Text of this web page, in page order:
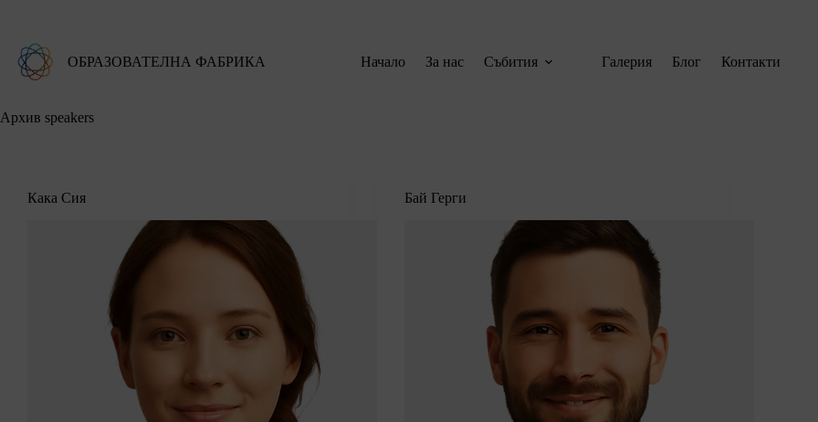
ОБРАЗОВАТЕЛНА ФАБРИКА Начало За нас Събития Галерия Блог Контакти
Архив speakers
Кака Сия Бай Герги